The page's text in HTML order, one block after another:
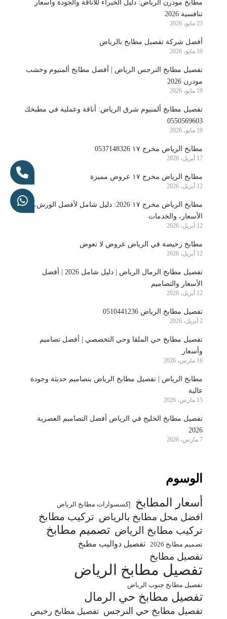
مطابخ مودرن الرياض: دليل الخبراء للأناقة والجودة وأسعار
تنافسية 2026
23 مايو، 2026
أفضل شركة تفصيل مطابخ بالرياض
19 مايو، 2026
تفصيل مطابخ النرجس الرياض | أفضل مطابخ ألمنيوم وخشب
مودرن 2026
19 مايو، 2026
تفصيل مطابخ ألمنيوم شرق الرياض: أناقة وعملية في مطبخك
0550569603
19 مايو، 2026
مطابخ الرياض مخرج ١٧ 0537148326
17 أبريل، 2026
مطابخ الرياض مخرج ١٧ عروض مميزة
12 أبريل، 2026
مطابخ الرياض مخرج ١٧ 2026: دليل شامل لأفضل الورش،
الأسعار، والخدمات
12 أبريل، 2026
مطابخ رخيصة في الرياض عروض لا تعوض
12 أبريل، 2026
تفصيل مطابخ الرمال الرياض | دليل شامل 2026 | أفضل
الأسعار والتصاميم
12 أبريل، 2026
تفصيل مطابخ الرياض 0510441236
2 أبريل، 2026
تفصيل مطابخ حي الملقا وحي التخصصي | أفضل تصاميم
وأسعار
16 مارس، 2026
مطابخ الرياض | تفصيل مطابخ الرياض بتصاميم حديثة وجودة
عالية
15 مارس، 2026
تفصيل مطابخ الخليج في الرياض أفضل التصاميم العصرية
2026
7 مارس، 2026
الوسوم
أسعار المطابخ إكسسوارات مطابخ الرياض
افضل محل مطابخ بالرياض تركيب مطابخ
تركيب مطابخ الرياض تصميم مطابخ
تصميم مطابخ 2026 تفصيل دواليب مطبخ
تفصيل مطابخ
تفصيل مطابخ الرياض
تفصيل مطابخ جنوب الرياض
تفصيل مطابخ حي الرمال
تفصيل مطابخ حي النرجس تفصيل مطابخ رخيص